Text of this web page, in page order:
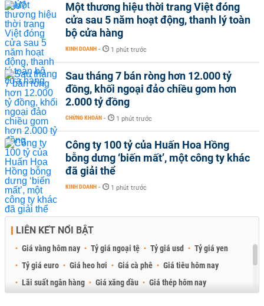
Một thương hiệu thời trang Việt đóng
cửa sau 5 năm hoạt động, thanh lý toàn
bộ cửa hàng
KINH DOANH - 1 phút trước
Sau tháng 7 bán ròng hơn 12.000 tỷ
đồng, khối ngoại đảo chiều gom hơn
2.000 tỷ đồng
CHỨNG KHOÁN - 1 phút trước
Công ty 100 tỷ của Huấn Hoa Hồng
bỗng dưng ‘biến mất’, một công ty khác
đã giải thể
KINH DOANH - 1 phút trước
LIÊN KẾT NỔI BẬT
Giá vàng hôm nay Tỷ giá ngoại tệ Tỷ giá usd
Tỷ giá yen
Tỷ giá euro
Giá heo hơi Giá cà phê
Giá tiêu hôm nay
Lãi suất ngân hàng
Giá xăng dầu
Giá thép hôm nay